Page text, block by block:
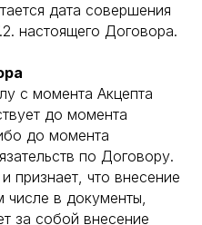
дата совершения
настоящего Договора.
с момента Акцепта
до момента
до момента
по Договору.
признает, что внесение
числе в документы,
за собой внесение